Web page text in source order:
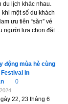
du lịch khác nhau.
khi một số du khách
ưu tiên “săn” vé
người lựa chọn đặt ...
động mùa hè cùng
In
0
22, 23 tháng 6